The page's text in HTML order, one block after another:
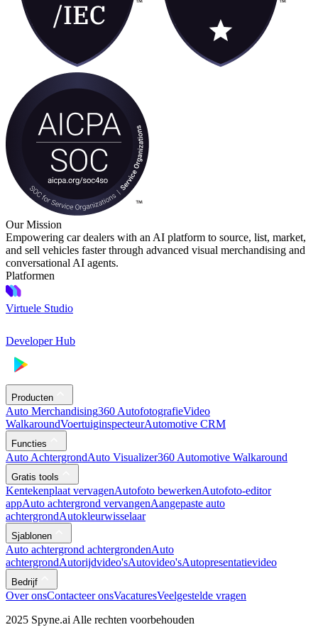
Our Mission
Empowering car dealers with an AI platform to source, list, market,
and sell vehicles faster through advanced visual merchandising and
conversational AI agents.
Platformen
Virtuele Studio
Developer Hub
Producten
Auto Merchandising360 AutofotografieVideo
WalkaroundVoertuiginspecteurAutomotive CRM
Functies
Auto AchtergrondAuto Visualizer360 Automotive Walkaround
Gratis tools
Kentekenplaat vervagenAutofoto bewerkenAutofoto-editor
appAuto achtergrond vervangenAangepaste auto
achtergrondAutokleurwisselaar
Sjablonen
Auto achtergrond achtergrondenAuto
achtergrondAutorijdvideo'sAutovideo'sAutopresentatievideo
Bedrijf
Over onsContacteer onsVacaturesVeelgestelde vragen
2025 Spyne.ai Alle rechten voorbehouden